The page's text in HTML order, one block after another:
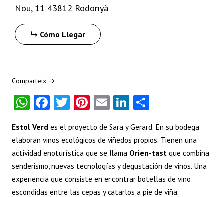
Nou, 11 43812 Rodonyà
Cómo Llegar
Comparteix →
W
ts
A
p
p
Fa
b
o
o
k
T
itt
er
Pi
er
es
t
E
ai
l
Li
e
dI
n
re
Estol Verd es el proyecto de Sara y Gerard. En su bodega
elaboran vinos ecológicos de viñedos propios. Tienen una
actividad enoturística que se llama Orien-tast que combina
senderismo, nuevas tecnologías y degustación de vinos. Una
experiencia que consiste en encontrar botellas de vino
escondidas entre las cepas y catarlos a pie de viña.